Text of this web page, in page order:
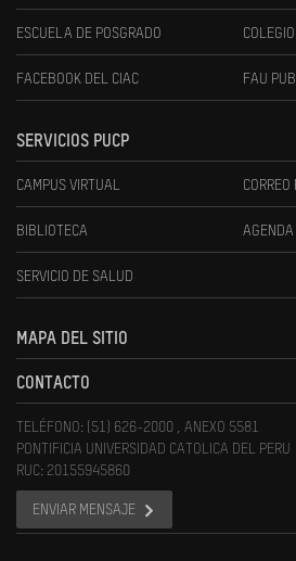
ESCUELA DE POSGRADO
FACEBOOK DEL CIAC FAU
SERVICIOS PUCP
CAMPUS VIRTUAL CORREO
BIBLIOTECA AGENDA
SERVICIO DE SALUD
MAPA DEL SITIO
CONTACTO
TELÉFONO: (51) 626-2000 , ANEXO 5581
PONTIFICIA UNIVERSIDAD CATOLICA DEL PERU
RUC: 20155945860
ENVIAR MENSAJE